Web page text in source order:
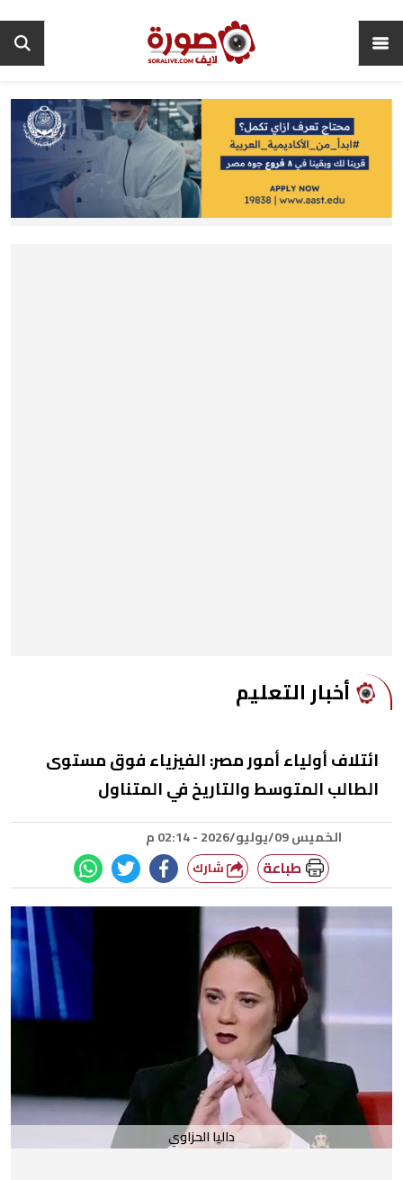
أخبار التعليم
ائتلاف أولياء أمور مصر: الفيزياء فوق مستوى
الطالب المتوسط والتاريخ في المتناول
الخميس 09/يوليو/2026 - 02:14 م
طباعة
داليا الحزاوي